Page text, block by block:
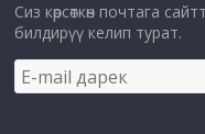
Сиз көрсөткөн почтага
билдирүү келип турат.
E-
mail